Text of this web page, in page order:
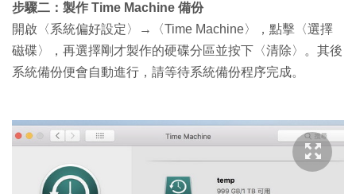
步驟二：製作 Time Machine 備份
開啟〈系統偏好設定〉→〈Time Machine〉，點擊〈選擇
磁碟〉，再選擇剛才製作的硬碟分區並按下〈清除〉。其後
系統備份便會自動進行，請等待系統備份程序完成。